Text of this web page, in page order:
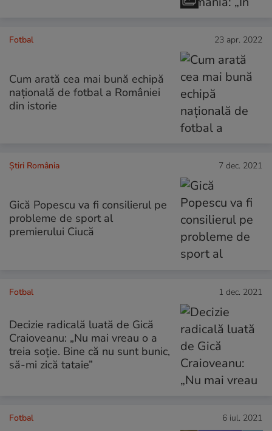
Fotbal 23 apr. 2022
Cum arată cea mai bună echipă
națională de fotbal a României
din istorie
Știri România 7 dec. 2021
Gică Popescu va fi consilierul pe
probleme de sport al
premierului Ciucă
Fotbal 1 dec. 2021
Decizie radicală luată de Gică
Craioveanu: „Nu mai vreau o a
treia soție. Bine că nu sunt bunic,
să-mi zică tataie”
Fotbal 6 iul. 2021